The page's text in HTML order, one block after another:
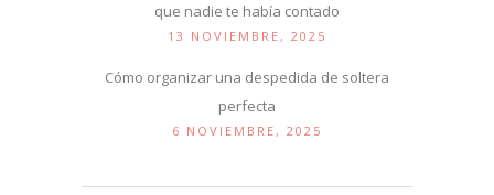
que nadie te había contado
13 NOVIEMBRE, 2025
Cómo organizar una despedida de soltera
perfecta
6 NOVIEMBRE, 2025